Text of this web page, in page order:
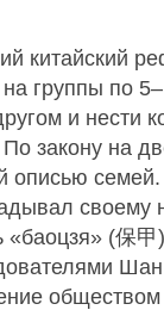
китайский
группы по
и нести
По закону на
описью
своему
«баоцзя» (保